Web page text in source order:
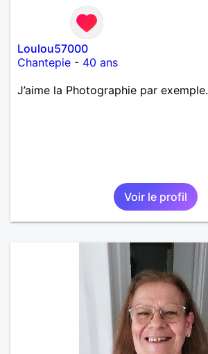
Loulou57000
Chantepie - 40 ans
J’aime la Photographie par exemple.
Voir le profil